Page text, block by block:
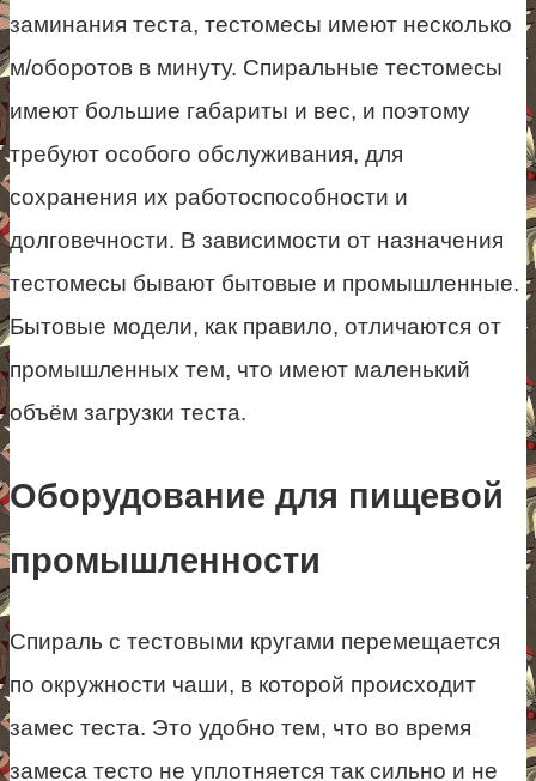
заминания теста, тестомесы имеют несколько
м/оборотов в минуту. Спиральные тестомесы
имеют большие габариты и вес, и поэтому
требуют особого обслуживания, для
сохранения их работоспособности и
долговечности. В зависимости от назначения
тестомесы бывают бытовые и промышленные.
Бытовые модели, как правило, отличаются от
промышленных тем, что имеют маленький
объём загрузки теста.
Оборудование для пищевой
промышленности
Спираль с тестовыми кругами перемещается
по окружности чаши, в которой происходит
замес теста. Это удобно тем, что во время
замеса тесто не уплотняется так сильно и не